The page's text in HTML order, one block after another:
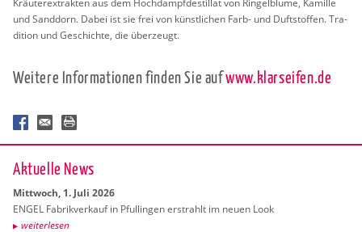
Kräu­ter­ex­trak­ten aus dem Hoch­dampf­de­stil­lat von Rin­gel­blu­me, Ka­mil­le
und Sand­dorn. Dabei ist sie frei von künst­li­chen Farb- und Duft­stof­fen. Tra­
di­ti­on und Ge­schich­te, die über­zeugt.
Wei­te­re In­for­ma­tio­nen fin­den Sie aufwww.​klarseifen.​de
Ak­tu­el­le News
Mitt­woch, 1. Juli 2026
ENGEL Fa­brik­ver­kauf in Pful­lin­gen er­strahlt im neuen Look
wei­ter­le­sen